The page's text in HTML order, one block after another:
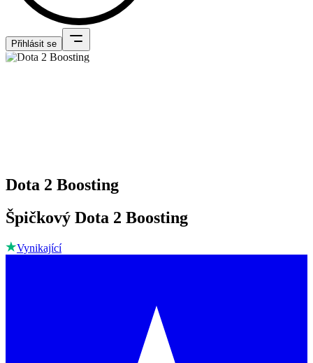
Přihlásit se
Dota 2 Boosting
Špičkový Dota 2 Boosting
Vynikající